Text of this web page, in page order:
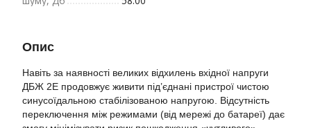
Опис
Навіть за наявності великих відхилень вхідної напруги
ДБЖ 2Е продовжує живити під’єднані пристрої чистою
синусоїдальною стабілізованою напругою. Відсутність
переключення між режимами (від мережі до батареї) дає